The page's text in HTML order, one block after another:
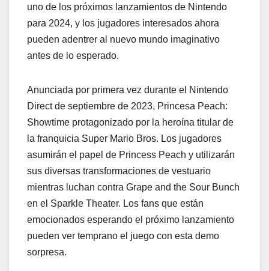
uno de los próximos lanzamientos de Nintendo
para 2024, y los jugadores interesados ahora
pueden adentrer al nuevo mundo imaginativo
antes de lo esperado.
Anunciada por primera vez durante el Nintendo
Direct de septiembre de 2023, Princesa Peach:
Showtime protagonizado por la heroína titular de
la franquicia Super Mario Bros. Los jugadores
asumirán el papel de Princess Peach y utilizarán
sus diversas transformaciones de vestuario
mientras luchan contra Grape and the Sour Bunch
en el Sparkle Theater. Los fans que están
emocionados esperando el próximo lanzamiento
pueden ver temprano el juego con esta demo
sorpresa.